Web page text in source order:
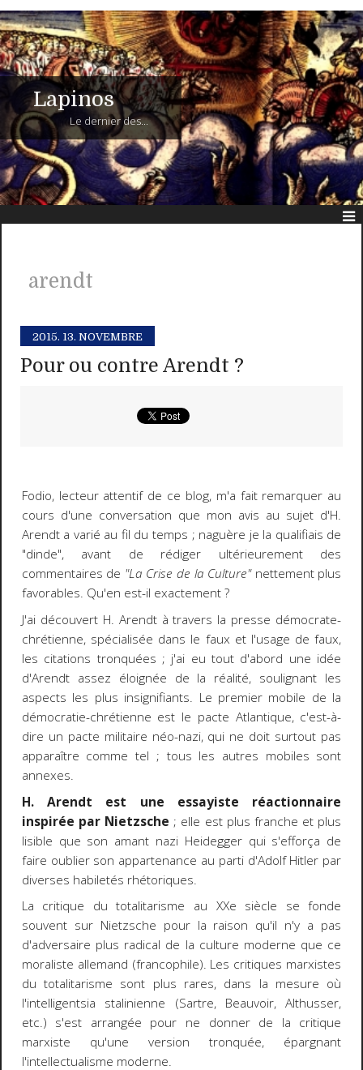
Lapinos
Le dernier des...
arendt
2015. 13. NOVEMBRE
Pour ou contre Arendt ?
Fodio, lecteur attentif de ce blog, m'a fait remarquer au
cours d'une conversation que mon avis au sujet d'H.
Arendt a varié au fil du temps ; naguère je la qualifiais de
"dinde", avant de rédiger ultérieurement des
commentaires de "La Crise de la Culture"nettement plus
favorables. Qu'en est-il exactement ?
J'ai découvert H. Arendt à travers la presse démocrate-
chrétienne, spécialisée dans le faux et l'usage de faux,
les citations tronquées ; j'ai eu tout d'abord une idée
d'Arendt assez éloignée de la réalité, soulignant les
aspects les plus insignifiants. Le premier mobile de la
démocratie-chrétienne est le pacte Atlantique, c'est-à-
dire un pacte militaire néo-nazi, qui ne doit surtout pas
apparaître comme tel ; tous les autres mobiles sont
annexes.
H. Arendt est une essayiste réactionnaire
inspirée par Nietzsche ; elle est plus franche et plus
lisible que son amant nazi Heidegger qui s'efforça de
faire oublier son appartenance au parti d'Adolf Hitler par
diverses habiletés rhétoriques.
La critique du totalitarisme au XXe siècle se fonde
souvent sur Nietzsche pour la raison qu'il n'y a pas
d'adversaire plus radical de la culture moderne que ce
moraliste allemand (francophile). Les critiques marxistes
du totalitarisme sont plus rares, dans la mesure où
l'intelligentsia stalinienne (Sartre, Beauvoir, Althusser,
etc.) s'est arrangée pour ne donner de la critique
marxiste qu'une version tronquée, épargnant
l'intellectualisme moderne.